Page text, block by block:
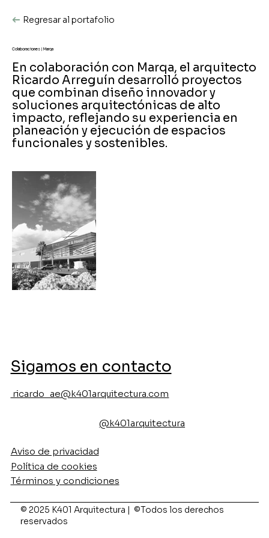
Regresar al portafolio
Colaboraciones | Marqa
En colaboración con Marqa, el arquitecto
Ricardo Arreguín desarrolló proyectos
que combinan diseño innovador y
soluciones arquitectónicas de alto
impacto, reflejando su experiencia en
planeación y ejecución de espacios
funcionales y sostenibles.
Sigamos en contacto
ricardo_ae@k401arquitectura.com
@k401arquitectura
Aviso de privacidad
Política de cookies
Términos y condiciones
© 2025 K401 Arquitectura | ©Todos los derechos
reservados